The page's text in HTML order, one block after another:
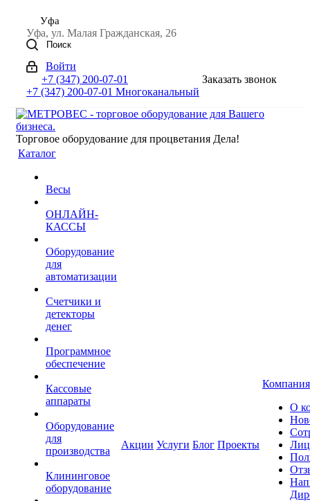
Уфа
Уфа, ул. Малая Гражданская, 26
Поиск
Войти
+7 (347) 200-07-01
+7 (347) 200-07-01 Многоканальный
Заказать звонок
Торговое оборудование для процветания Дела!
Каталог
Весы
ОНЛАЙН-
КАССЫ
Оборудование
для
автоматизации
Счетчики и
детекторы
денег
Программное
обеспечение
Кассовые
аппараты
Оборудование
для
производства
Клининговое
оборудование
Акции Услуги Блог Проекты
Компания
О